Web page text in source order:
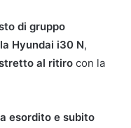
di gruppo
Hyundai i30 N,
al ritiro con la
esordito e subito